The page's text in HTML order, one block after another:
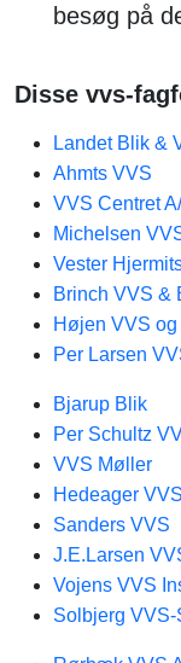
besøg på
Disse vvs-
Landet Blik &
Ahmts VVS
VVS Centret
Michelsen
Vester
Brinch VVS &
Højen VVS
Per Larsen
Bjarup Blik
Per Schultz
VVS Møller
Hedeager VVS
Sanders VVS
J.E.Larsen
Vojens VVS
Solbjerg VVS-